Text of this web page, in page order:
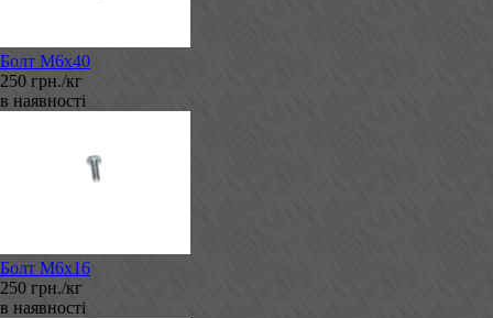
Болт М6х40
250 грн./кг
в наявності
Болт М6х16
250 грн./кг
в наявності